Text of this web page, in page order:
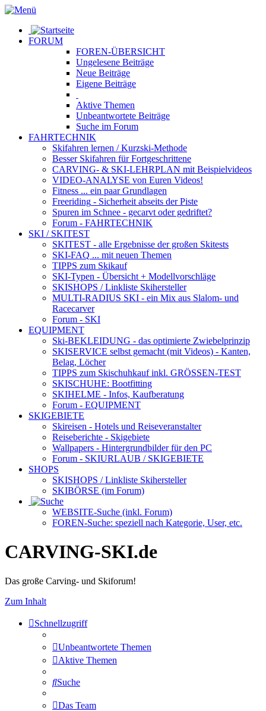
FORUM
FOREN-ÜBERSICHT
Ungelesene Beiträge
Neue Beiträge
Eigene Beiträge
Aktive Themen
Unbeantwortete Beiträge
Suche im Forum
FAHRTECHNIK
Skifahren lernen / Kurzski-Methode
Besser Skifahren für Fortgeschrittene
CARVING- & SKI-LEHRPLAN mit Beispielvideos
VIDEO-ANALYSE von Euren Videos!
Fitness ... ein paar Grundlagen
Freeriding - Sicherheit abseits der Piste
Spuren im Schnee - gecarvt oder gedriftet?
Forum - FAHRTECHNIK
SKI / SKITEST
SKITEST - alle Ergebnisse der großen Skitests
SKI-FAQ ... mit neuen Themen
TIPPS zum Skikauf
SKI-Typen - Übersicht + Modellvorschläge
SKISHOPS / Linkliste Skihersteller
MULTI-RADIUS SKI - ein Mix aus Slalom- und
Racecarver
Forum - SKI
EQUIPMENT
Ski-BEKLEIDUNG - das optimierte Zwiebelprinzip
SKISERVICE selbst gemacht (mit Videos) - Kanten,
Belag, Löcher
TIPPS zum Skischuhkaufinkl. GRÖSSEN-TEST
SKISCHUHE: Bootfitting
SKIHELME - Infos, Kaufberatung
Forum - EQUIPMENT
SKIGEBIETE
Skireisen - Hotels und Reiseveranstalter
Reiseberichte - Skigebiete
Wallpapers - Hintergrundbilder für den PC
Forum - SKIURLAUB / SKIGEBIETE
SHOPS
SKISHOPS / Linkliste Skihersteller
SKIBÖRSE (im Forum)
WEBSITE-Suche (inkl. Forum)
FOREN-Suche: speziell nach Kategorie, User, etc.
CARVING-SKI.de
Das große Carving- und Skiforum!
Zum Inhalt
Schnellzugriff
Unbeantwortete Themen
Aktive Themen
Suche
Das Team